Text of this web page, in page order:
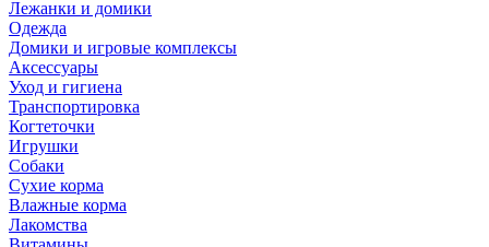
Лежанки и домики
Одежда
Домики и игровые комплексы
Аксессуары
Уход и гигиена
Транспортировка
Когтеточки
Игрушки
Собаки
Сухие корма
Влажные корма
Лакомства